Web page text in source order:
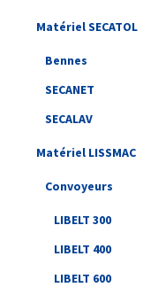
Matériel SECATOL
Bennes
SECANET
SECALAV
Matériel LISSMAC
Convoyeurs
LIBELT 300
LIBELT 400
LIBELT 600